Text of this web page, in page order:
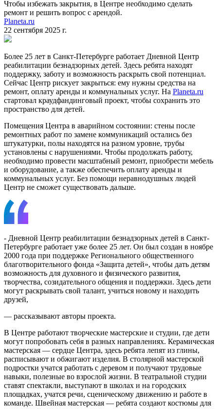
Чтобы избежать закрытия, в Центре необходимо сделать
ремонт и решить вопрос с арендой.
Planeta.ru
22 сентября 2025 г.
Более 25 лет в Санкт-Петербурге работает Дневной Центр
реабилитации безнадзорных детей. Здесь ребята находят
поддержку, заботу и возможность раскрыть свой потенциал.
Сейчас Центр рискует закрыться: ему нужны средства на
ремонт, оплату аренды и коммунальных услуг. На Planeta.ru
стартовал краудфандинговый проект, чтобы сохранить это
пространство для детей.
Помещения Центра в аварийном состоянии: стены после
ремонтных работ по замене коммуникаций остались без
штукатурки, полы находятся на разном уровне, трубы
установлены с нарушениями. Чтобы продолжать работу,
необходимо провести масштабный ремонт, приобрести мебель
и оборудование, а также обеспечить оплату аренды и
коммунальных услуг. Без помощи неравнодушных людей
Центр не сможет существовать дальше.
- Дневной Центр реабилитации безнадзорных детей в Санкт-
Петербурге работает уже более 25 лет. Он был создан в ноябре
2000 года при поддержке Регионального общественного
благотворительного фонда «Защита детей», чтобы дать детям
возможность для духовного и физического развития,
творчества, созидательного общения и поддержки. Здесь дети
могут раскрывать свой талант, учиться новому и находить
друзей,
— рассказывают авторы проекта.
В Центре работают творческие мастерские и студии, где дети
могут попробовать себя в разных направлениях. Керамическая
мастерская — сердце Центра, здесь ребята лепят из глины,
расписывают и обжигают изделия. В столярной мастерской
подростки учатся работать с деревом и получают трудовые
навыки, полезные во взрослой жизни. В театральной студии
ставят спектакли, выступают в школах и на городских
площадках, учатся речи, сценическому движению и работе в
команде. Швейная мастерская — ребята создают костюмы для